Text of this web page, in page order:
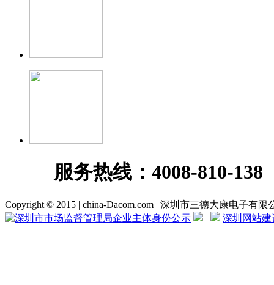
服务热线： 4008-810-138
Copyright © 2015 | china-Dacom.com | 深圳市三德大康电子有
深圳网站建